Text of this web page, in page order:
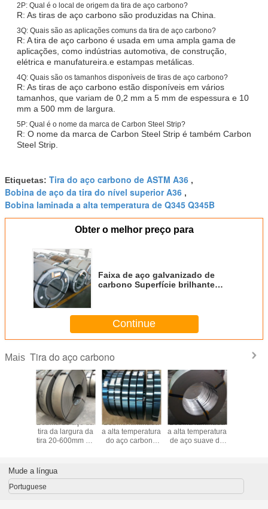
2P: Qual é o local de origem da tira de aço carbono?
R: As tiras de aço carbono são produzidas na China.
3Q: Quais são as aplicações comuns da tira de aço carbono?
R: A tira de aço carbono é usada em uma ampla gama de
aplicações, como indústrias automotiva, de construção,
elétrica e manufatureira.e estampas metálicas.
4Q: Quais são os tamanhos disponíveis de tiras de aço carbono?
R: As tiras de aço carbono estão disponíveis em vários
tamanhos, que variam de 0,2 mm a 5 mm de espessura e 10
mm a 500 mm de largura.
5P: Qual é o nome da marca de Carbon Steel Strip?
R: O nome da marca de Carbon Steel Strip é também Carbon
Steel Strip.
Etiquetas: Tira do aço carbono de ASTM A36 ,
Bobina de aço da tira do nível superior A36 ,
Bobina laminada a alta temperatura de Q345 Q345B
Obter o melhor preço para
Faixa de aço galvanizado de
carbono Superfície brilhante
Continue
Mais Tira do aço carbono
aço
Bobina de aço da
tira da largura da
tira 20-600mm do
Bobina laminada
a alta temperatura
do aço carbono
de Q195B
Bobina laminada
a alta temperatura
de aço suave de
carbono de Q235
Mude a língua
Portuguese